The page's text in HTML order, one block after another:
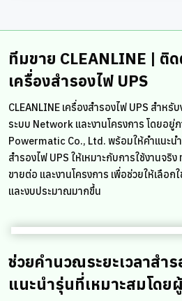
ทีมขาย CLEANLINE | ติ
เครื่องสำรองไฟ UPS
CLEANLINE เครื่องสำรองไฟ UPS สำหรั
ระบบ Network และงานโครงการ โดยอยู่
Powermatic Co., Ltd. พร้อมให้คำแนะน
สำรองไฟ UPS ให้เหมาะกับการใช้งานจริ
ขายต่อ และงานโครงการ เพื่อช่วยให้เลือก
และงบประมาณมากขึ้น
ช่วยคำนวณระยะเวลาสำ
แนะนำรุ่นที่เหมาะสมโดย